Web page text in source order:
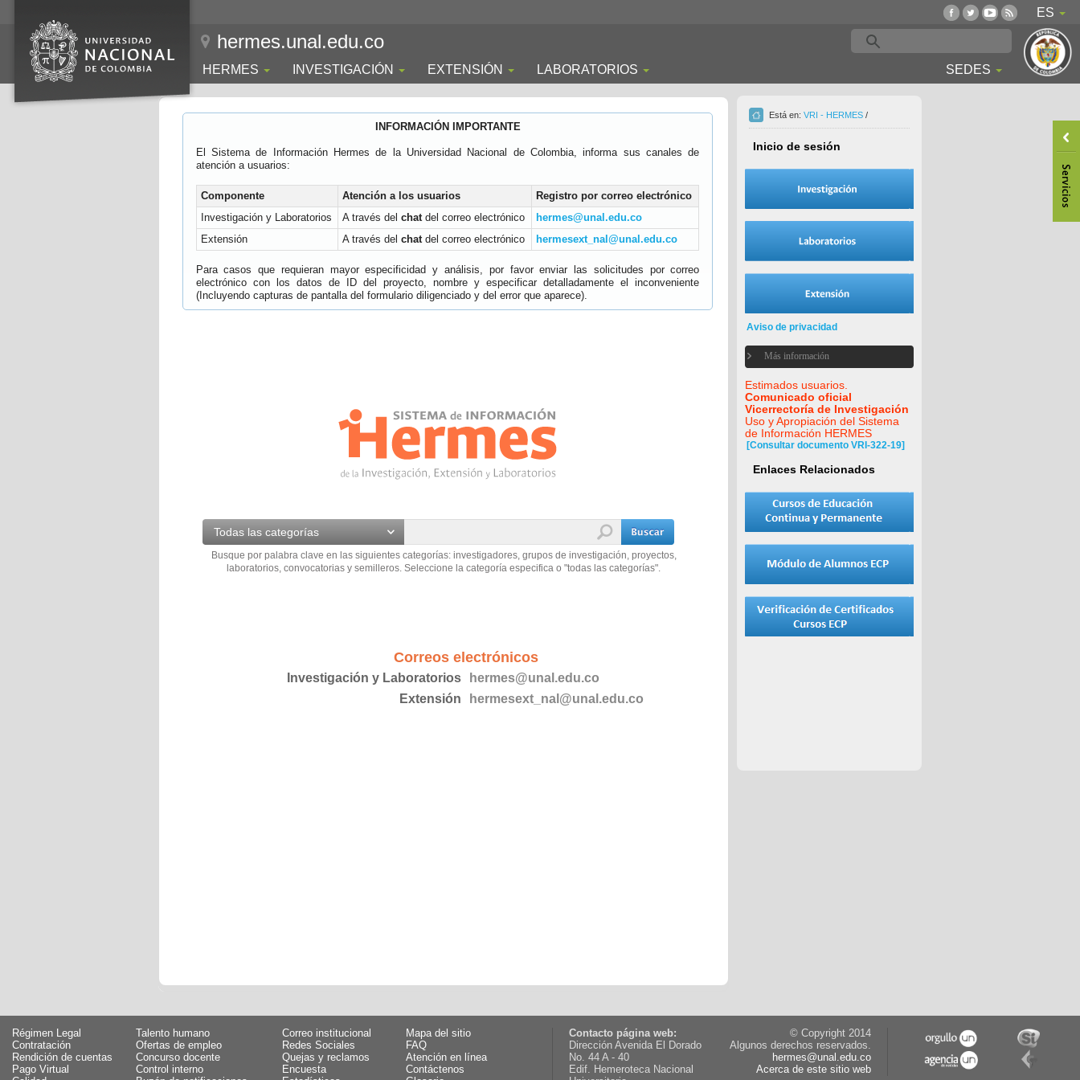
ES
hermes.unal.edu.co
HERMES INVESTIGACIÓN EXTENSIÓN LABORATORIOS SEDES
INFORMACIÓN IMPORTANTE
El Sistema de Información Hermes de la Universidad Nacional de Colombia, informa sus canales de
atención a usuarios:
Componente Atención a los usuarios
Registro por correo electrónico
Investigación y Laboratorios
A través del chatdel correo electrónico
hermes@unal.edu.co
Extensión
A través del chatdel correo electrónico hermesext_nal@unal.edu.co
Para casos que requieran mayor especificidad y análisis, por favor enviar las solicitudes por correo
electrónico con los datos de ID del proyecto, nombre y especificar detalladamente el inconveniente
(Incluyendo capturas de pantalla del formulario diligenciado y del error que aparece).
Todas las categorías
Busque por palabra clave en las siguientes categorías: investigadores, grupos de investigación, proyectos,
laboratorios, convocatorias y semilleros. Seleccione la categoría especifica o "todas las categorías".
Correos electrónicos
Investigación y Laboratorios
hermes@unal.edu.co
Extensión
hermesext_nal@unal.edu.co
Está en: VRI - HERMES /
Inicio de sesión
Aviso de privacidad
Más información
Estimados usuarios.
Comunicado oficial
Vicerrectoría de Investigación
Uso y Apropiación del Sistema
de Información HERMES
[Consultar documento VRI-322-19]
Enlaces Relacionados
Régimen Legal
Talento humano
Contratación
Ofertas de empleo
Rendición de cuentas
Concurso docente
Pago Virtual
Control interno
Correo institucional
Mapa del sitio
Redes Sociales
FAQ
Quejas y reclamos
Atención en línea
Encuesta
Contáctenos
Contacto página web:
Dirección Avenida El Dorado
No. 44 A - 40
Edif. Hemeroteca Nacional
© Copyright 2014
Algunos derechos reservados.
hermes@unal.edu.co
Acerca de este sitio web